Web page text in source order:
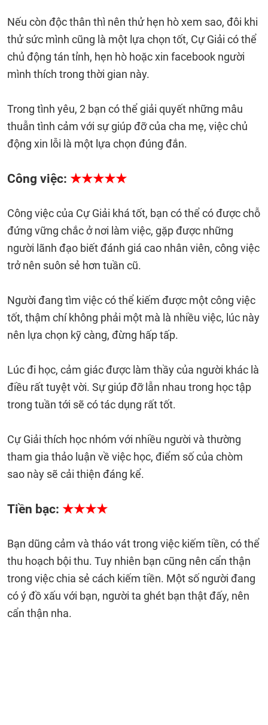
Nếu còn độc thân thì nên thử hẹn hò xem sao, đôi khi
thử sức mình cũng là một lựa chọn tốt, Cự Giải có thể
chủ động tán tỉnh, hẹn hò hoặc xin facebook người
mình thích trong thời gian này.
Trong tình yêu, 2 bạn có thể giải quyết những mâu
thuẫn tình cảm với sự giúp đỡ của cha mẹ, việc chủ
động xin lỗi là một lựa chọn đúng đắn.
Công việc: ★★★★★
Công việc của Cự Giải khá tốt, bạn có thể có được chỗ
đứng vững chắc ở nơi làm việc, gặp được những
người lãnh đạo biết đánh giá cao nhân viên, công việc
trở nên suôn sẻ hơn tuần cũ.
Người đang tìm việc có thể kiếm được một công việc
tốt, thậm chí không phải một mà là nhiều việc, lúc này
nên lựa chọn kỹ càng, đừng hấp tấp.
Lúc đi học, cảm giác được làm thầy của người khác là
điều rất tuyệt vời. Sự giúp đỡ lẫn nhau trong học tập
trong tuần tới sẽ có tác dụng rất tốt.
Cự Giải thích học nhóm với nhiều người và thường
tham gia thảo luận về việc học, điểm số của chòm
sao này sẽ cải thiện đáng kể.
Tiền bạc: ★★★★
Bạn dũng cảm và tháo vát trong việc kiếm tiền, có thể
thu hoạch bội thu. Tuy nhiên bạn cũng nên cẩn thận
trong việc chia sẻ cách kiếm tiền. Một số người đang
có ý đồ xấu với bạn, người ta ghét bạn thật đấy, nên
cẩn thận nha.